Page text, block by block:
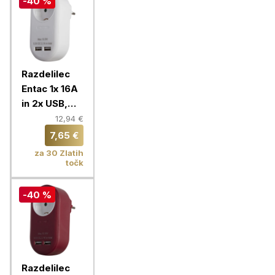
Razdelilec
Entac 1x 16A
in 2x USB,
12,94 €
7,65 €
za 30 Zlatih
točk
-40 %
Razdelilec